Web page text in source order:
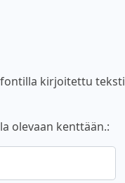
fontilla kirjoitettu teksti
olevaan kenttään.: